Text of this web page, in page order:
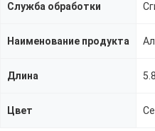
Служба обработки
Наименование продукта
Длина
Цвет